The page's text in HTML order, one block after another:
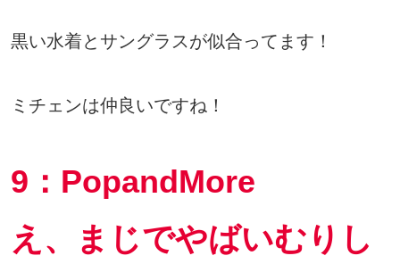
黒い水着とサングラスが似合ってます！
ミチェンは仲良いですね！
9：PopandMore
え、まじでやばいむりし